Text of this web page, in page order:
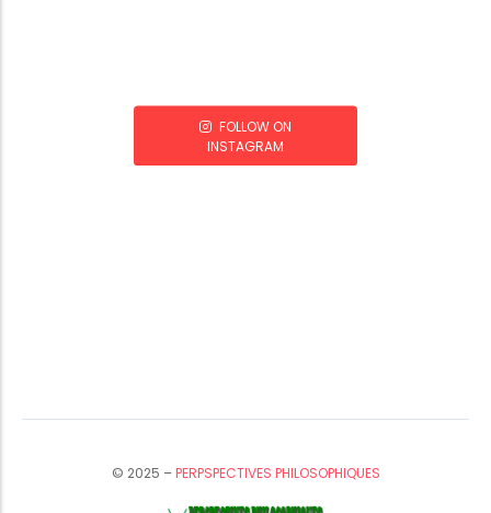
FOLLOW ON
INSTAGRAM
© 2025 –PERPSPECTIVES PHILOSOPHIQUES